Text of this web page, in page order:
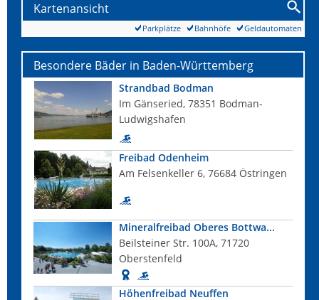
Kartenansicht
Geldautomaten
Bahnhöfe
Parkplätze
Besondere Bäder in Baden-Württemberg
Strandbad Bodman
Im Gänseried, 78351 Bodman-
Ludwigshafen
Freibad Odenheim
Am Felsenkeller 6, 76684 Östringen
Mineralfreibad Oberes Bottwa...
Beilsteiner Str. 100A, 71720
Oberstenfeld
Höhenfreibad Neuffen